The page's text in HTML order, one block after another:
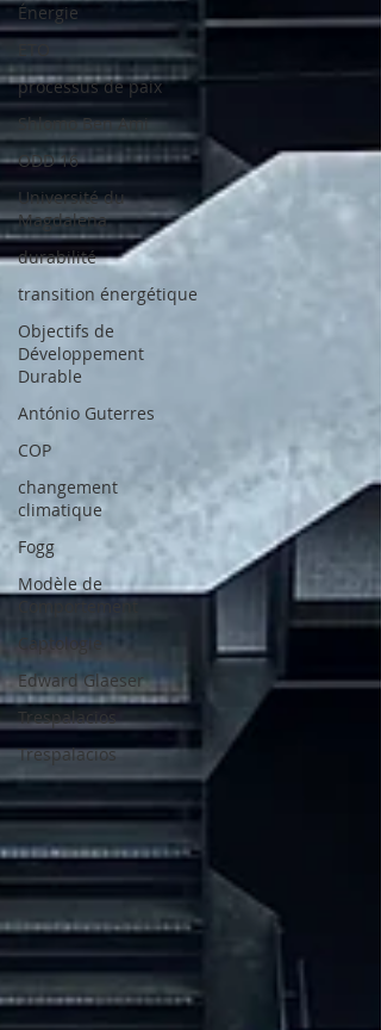
Énergie
processus de paix
Shlomo Ben Ami
ODD 16
Université du
Magdalena
durabilité
transition énergétique
Objectifs de
Développement
Durable
António Guterres
COP
changement
climatique
Fogg
Modèle de
Comportement
Captologie
Edward Glaeser
Trespalacios
Trespalacios